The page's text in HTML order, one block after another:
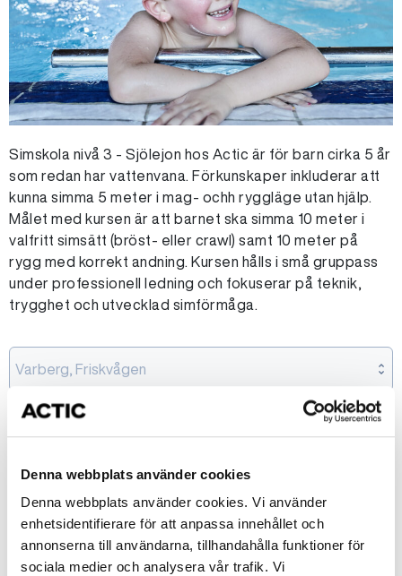
Denna webbplats använder cookies
Denna webbplats använder cookies. Vi använder
enhetsidentifierare för att anpassa innehållet och
annonserna till användarna, tillhandahålla funktioner för
sociala medier och analysera vår trafik. Vi
Simskola nivå 3 - Sjölejon hos Actic är för barn cirka 5 år
som redan har vattenvana. Förkunskaper inkluderar att
kunna simma 5 meter i mag- ochh ryggläge utan hjälp.
Målet med kursen är att barnet ska simma 10 meter i
valfritt simsätt (bröst- eller crawl) samt 10 meter på
rygg med korrekt andning. Kursen hålls i små gruppass
under professionell ledning och fokuserar på teknik,
trygghet och utvecklad simförmåga.
Varberg, Friskvågen
Bokningsbara
1 ledig plats
Simskola Nivå 3 - Sjölejon
Start: Måndag 2026-08-17